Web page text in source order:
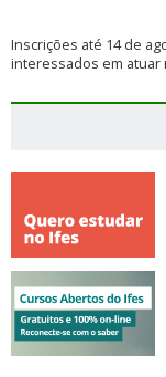
Inscrições até 14 de
interessados em atuar